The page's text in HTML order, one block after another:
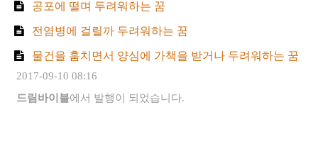
공포에 떨며 두려워하는 꿈
전염병에 걸릴까 두려워하는 꿈
물건을 훔치면서 양심에 가책을 받거나 두려워하는 꿈
2017-09-10 08:16
드림바이블에서 발행이 되었습니다.